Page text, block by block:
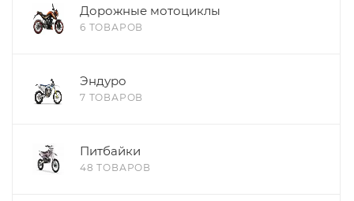
Дорожные мотоциклы
6 ТОВАРОВ
Эндуро
7 ТОВАРОВ
Питбайки
48 ТОВАРОВ